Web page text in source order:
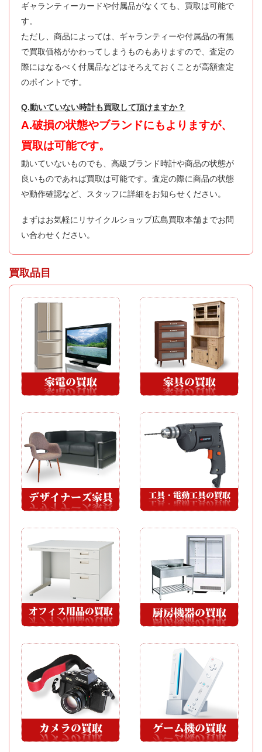
ギャランティーカードや付属品がなくても、買取は可能で
す。
ただし、商品によっては、ギャランティーや付属品の有無
で買取価格がかわってしまうものもありますので、査定の
際にはなるべく付属品などはそろえておくことが高額査定
のポイントです。
Q.動いていない時計も買取して頂けますか？
A.破損の状態やブランドにもよりますが、
買取は可能です。
動いていないものでも、高級ブランド時計や商品の状態が
良いものであれば買取は可能です。査定の際に商品の状態
や動作確認など、スタッフに詳細をお知らせください。
まずはお気軽にリサイクルショップ広島買取本舗までお問
い合わせください。
買取品目